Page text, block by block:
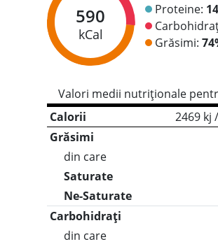
590
kCal
Proteine:
Grăsimi:
Valori medii nutriționale
Calorii
2469 kj
Grăsimi
din care
Saturate
Ne-Saturate
Carbohidrați
din care